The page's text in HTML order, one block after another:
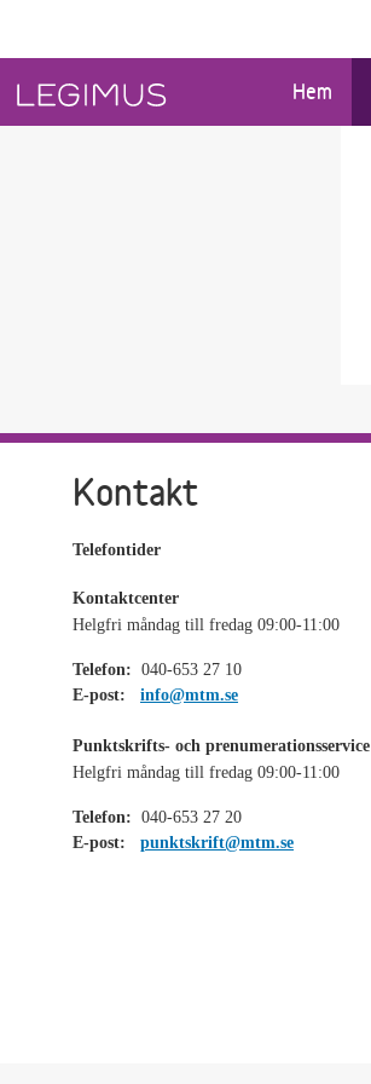
Hem
Kontakt
Telefontider
Kontaktcenter
Helgfri måndag till fredag 09:00-11:00
Telefon: 040-653 27 10
E-post:
info@mtm.se
Punktskrifts- och prenumerationsservice
Helgfri måndag till fredag 09:00-11:00
Telefon: 040-653 27 20
E-post:
punktskrift@mtm.se